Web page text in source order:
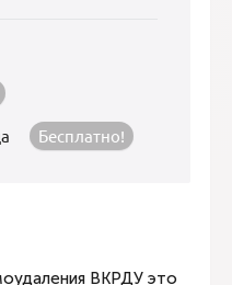
Бесплатно!
ВКРДУ это